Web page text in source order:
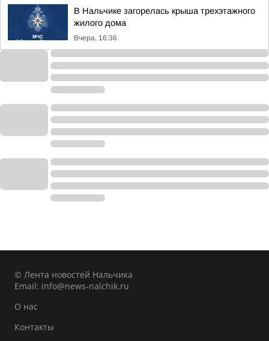
В Нальчике загорелась крыша трехэтажного
жилого дома
Вчера, 16:36
© Лента новостей Нальчика
Email: info@news-nalchik.ru
О нас
Контакты